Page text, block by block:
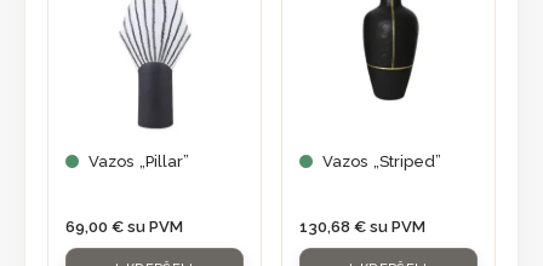
Vazos „Pillar”
69,00 € su PVM
Vazos „Striped”
130,68 € su PVM